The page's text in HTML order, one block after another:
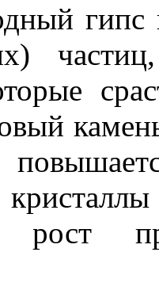
рост